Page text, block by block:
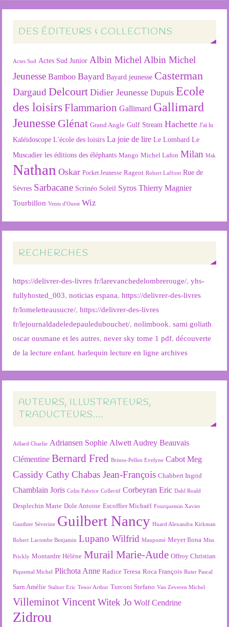
DES ÉDITEURS & COLLECTIONS
Actes Sud Actes Sud Junior Albin Michel Albin Michel
Jeunesse Bamboo Bayard Bayard jeunesse Casterman
Dargaud Delcourt Didier Jeunesse Dupuis Ecole
des loisirsFlammarion Gallimard Gallimard
Jeunesse Glénat Grand Angle Gulf Stream Hachette J'ai lu
Kaléidoscope L'école des loisirs La joie de lire Le Lombard Le
Muscadier les éditions des éléphants Mango Michel Lafon Milan Msk
Nathan Oskar Pocket Jeunesse Rageot Robert Laffont Rue de
Sèvres Sarbacane Scrinéo Soleil Syros Thierry Magnier
Tourbillon Vents d'Ouest Wiz
RECHERCHES
https://delivrer-des-livres fr/larevanchedelombrerouge/,yhs-
fullyhosted_003,noticias espana,https://delivrer-des-livres
fr/lomeletteausucre/,https://delivrer-des-livres
fr/lejournaldadeledepauledubouchet/,nolimbook,sami goliath
oscar ousmane et les autres,never sky tome 1 pdf,découverte
de la lecture enfant,harlequin lecture en ligne archives
AUTEURS, ILLUSTRATEURS,
TRADUCTEURS….
Adlard Charlie Adriansen Sophie Alwett Audrey Beauvais
Clémentine Bernard Fred Brisou-Pellen Evelyne Cabot Meg
Cassidy Cathy Chabas Jean-François Chabbert Ingrid
Chamblain Joris Colin Fabrice Collectif Corbeyran Eric Dahl Roald
Desplechin Marie Dole Antoine Escoffier Michaël Fourquemin Xavier
Gauthier Séverine Guilbert Nancy Huard Alexandra Kirkman
Robert Lacombe Benjamin Lupano Wilfrid Maupomé Meyer Ilona Miss
Prickly Montardre Hélène Murail Marie-Aude Offroy Christian
Piquemal Michel Plichota Anne Radice Teresa Roca François Ruter Pascal
Sarn Amélie Stalner Eric Tenor Arthur Turconi Stefano Van Zeveren Michel
Villeminot Vincent Witek Jo Wolf Cendrine
Zidrou